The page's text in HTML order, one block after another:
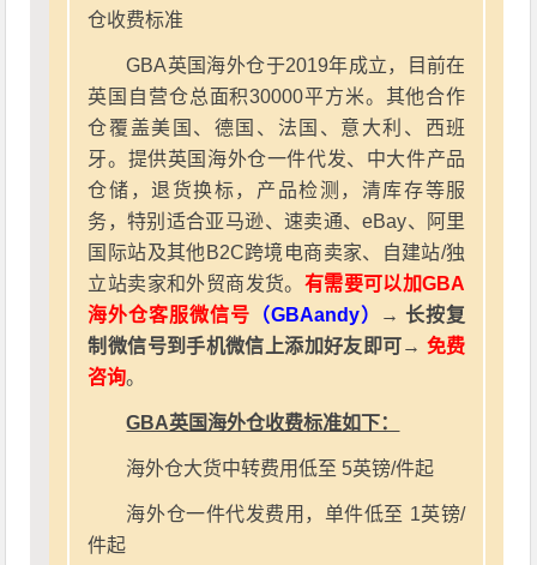
仓收费标准
GBA英国海外仓于2019年成立，目前在
英国自营仓总面积30000平方米。其他合作
仓覆盖美国、德国、法国、意大利、西班
牙。提供英国海外仓一件代发、中大件产品
仓储，退货换标，产品检测，清库存等服
务，特别适合亚马逊、速卖通、eBay、阿里
国际站及其他B2C跨境电商卖家、自建站/独
立站卖家和外贸商发货。 有需要可以加GBA
海外仓客服微信号 （GBAandy）
→ 长按复
制微信号到手机微信上添加好友即可→ 免费
咨询。
GBA英国海外仓收费标准如下：
海外仓大货中转费用低至 5英镑/件起
海外仓一件代发费用，单件低至 1英镑/
件起